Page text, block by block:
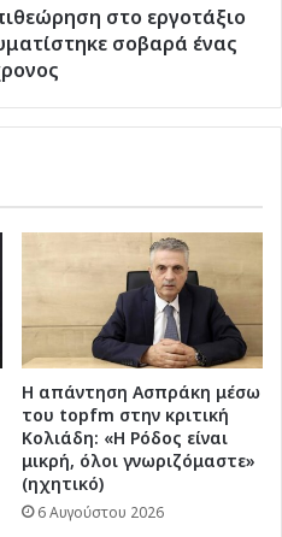
στο εργοτάξιο
σοβαρά ένας
Η απάντηση Ασπράκη μέσω
του topfm στην κριτική
Κολιάδη: «Η Ρόδος είναι
μικρή, όλοι γνωριζόμαστε»
(ηχητικό)
6 Αυγούστου 2026